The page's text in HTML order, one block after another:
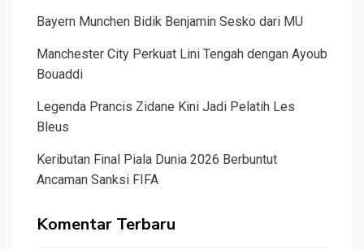
Bayern Munchen Bidik Benjamin Sesko dari MU
Manchester City Perkuat Lini Tengah dengan Ayoub
Bouaddi
Legenda Prancis Zidane Kini Jadi Pelatih Les
Bleus
Keributan Final Piala Dunia 2026 Berbuntut
Ancaman Sanksi FIFA
Komentar Terbaru